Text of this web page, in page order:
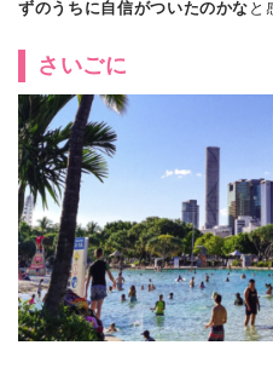
ずのうちに自信がついたのかな と
さいごに